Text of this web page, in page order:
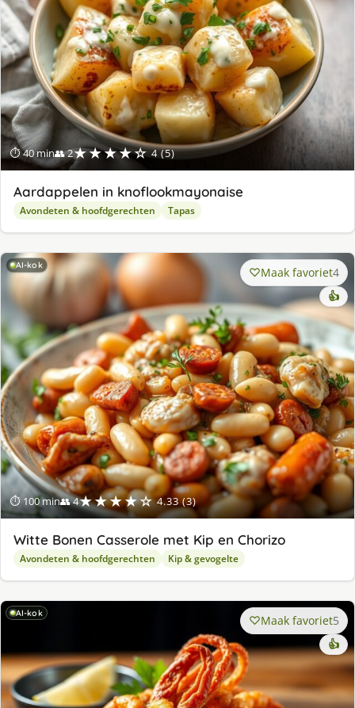
⏱ 40 min👥 2★★★★☆ 4 (5)
Aardappelen in knoflookmayonaise
Avondeten & hoofdgerechten Tapas
AI-kok
⏱ 100 min👥 4★★★★☆ 4.33 (3)
Maak favoriet4
👍
Witte Bonen Casserole met Kip en Chorizo
Avondeten & hoofdgerechten Kip & gevogelte
AI-kok Maak favoriet5
👍